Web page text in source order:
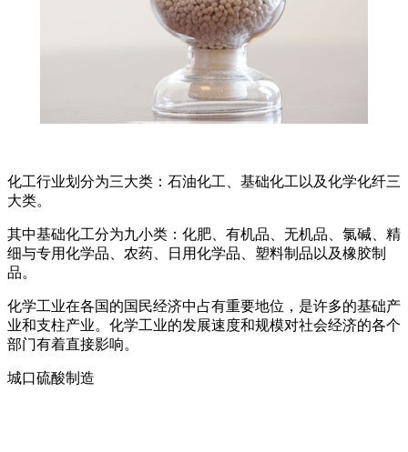
化工行业划分为三大类：石油化工、基础化工以及化学化纤三
大类。
其中基础化工分为九小类：化肥、有机品、无机品、氯碱、精
细与专用化学品、农药、日用化学品、塑料制品以及橡胶制
品。
化学工业在各国的国民经济中占有重要地位，是许多的基础产
业和支柱产业。化学工业的发展速度和规模对社会经济的各个
部门有着直接影响。
城口硫酸制造